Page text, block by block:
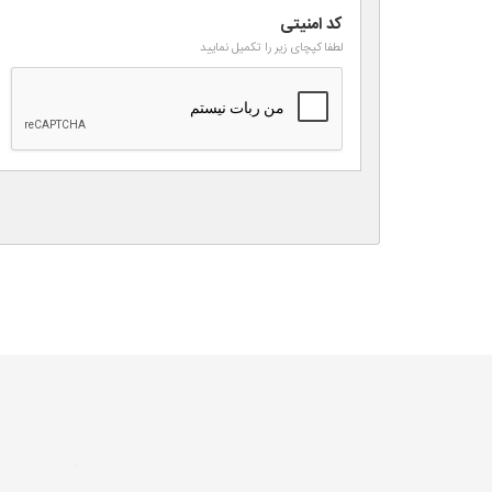
کد امنیتی
لطفا کپچای زیر را تکمیل نمایید